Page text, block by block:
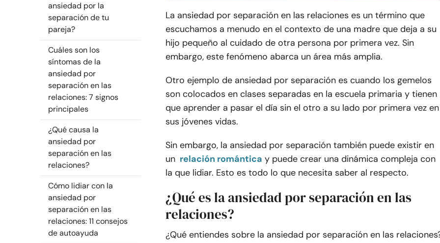
ansiedad por la
separación de tu
pareja?
Cuáles son los
síntomas de la
ansiedad por
separación en las
relaciones: 7 signos
principales
¿Qué causa la
ansiedad por
separación en las
relaciones?
Cómo lidiar con la
ansiedad por
separación en las
relaciones: 11 consejos
de autoayuda
La ansiedad por separación en las relaciones es un término que
escuchamos a menudo en el contexto de una madre que deja a su
hijo pequeño al cuidado de otra persona por primera vez. Sin
embargo, este fenómeno abarca un área más amplia.
Otro ejemplo de ansiedad por separación es cuando los gemelos
son colocados en clases separadas en la escuela primaria y tienen
que aprender a pasar el día sin el otro a su lado por primera vez en
sus jóvenes vidas.
Sin embargo, la ansiedad por separación también puede existir en
un relación romántica y puede crear una dinámica compleja con
la que lidiar. Esto es todo lo que necesita saber al respecto.
¿Qué es la ansiedad por separación en las
relaciones?
¿Qué entiendes sobre la ansiedad por separación en las